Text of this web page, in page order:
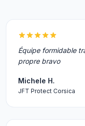
Équipe formidable
propre bravo
Michele H.
JFT Protect Corsica